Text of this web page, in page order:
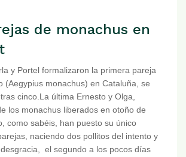
de monachus en
y Portel formalizaron la primera pareja
(Aegypius monachus) en Cataluña, se
cinco.La última Ernesto y Olga,
los monachus liberados en otoño de
como sabéis, han puesto su único
naciendo dos pollitos del intento y
el segundo a los pocos días